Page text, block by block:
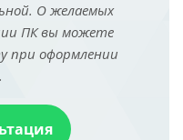
О желаемых
ПК вы можете
при оформлении